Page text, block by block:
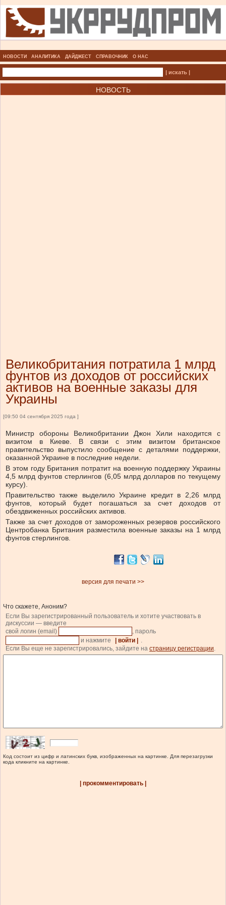
НОВОСТИ АНАЛИТИКА ДАЙДЖЕСТ СПРАВОЧНИК О НАС
| искать |
НОВОСТЬ
Великобритания потратила 1 млрд
фунтов из доходов от российских
активов на военные заказы для
Украины
[09:50 04 сентября 2025 года ]
Министр обороны Великобритании Джон Хили находится с
визитом в Киеве. В связи с этим визитом британское
правительство выпустило сообщение с деталями поддержки,
оказанной Украине в последние недели.
В этом году Британия потратит на военную поддержку Украины
4,5 млрд фунтов стерлингов (6,05 млрд долларов по текущему
курсу).
Правительство также выделило Украине кредит в 2,26 млрд
фунтов, который будет погашаться за счет доходов от
обездвиженных российских активов.
Также за счет доходов от замороженных резервов российского
Центробанка Британия разместила военные заказы на 1 млрд
фунтов стерлингов.
версия для печати >>
Что скажете, Аноним?
Если Вы зарегистрированный пользователь и хотите участвовать в
дискуссии — введите
свой логин (email)
, пароль
и нажмите
| войти |
.
Если Вы еще не зарегистрировались, зайдите на страницу регистрации.
Код состоит из цифр и латинских букв, изображенных на картинке. Для перезагрузки
кода кликните на картинке.
| прокомментировать |